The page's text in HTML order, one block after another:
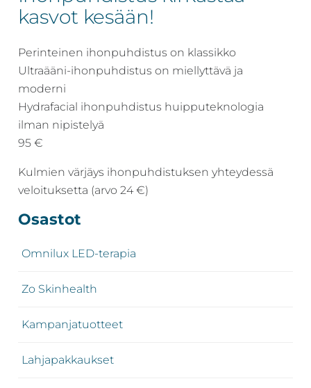
Revitalash,
Iredale,
By
Raili
ja
Heliocare
kasvot kesään!
Perinteinen ihonpuhdistus on klassikko
Ultraääni-ihonpuhdistus on miellyttävä ja
moderni
Hydrafacial ihonpuhdistus huipputeknologia
ilman nipistelyä
95 €
Kulmien värjäys ihonpuhdistuksen yhteydessä
veloituksetta (arvo 24 €)
Ensisijainen
Osastot
Omnilux LED-terapia
Zo Skinhealth
Kampanjatuotteet
Lahjapakkaukset